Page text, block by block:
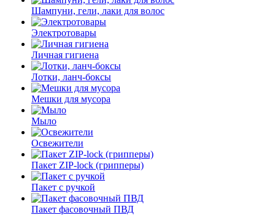
Шампуни, гели, лаки для волос
Электротовары
Личная гигиена
Лотки, ланч-боксы
Мешки для мусора
Мыло
Освежители
Пакет ZIP-lock (грипперы)
Пакет с ручкой
Пакет фасовочный ПВД